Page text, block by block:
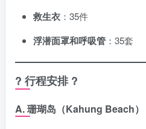
救生衣 ：35件
浮潜面罩和呼吸管 ：35套
? 行程安排 ?
A.珊瑚岛（Kahung Beach）